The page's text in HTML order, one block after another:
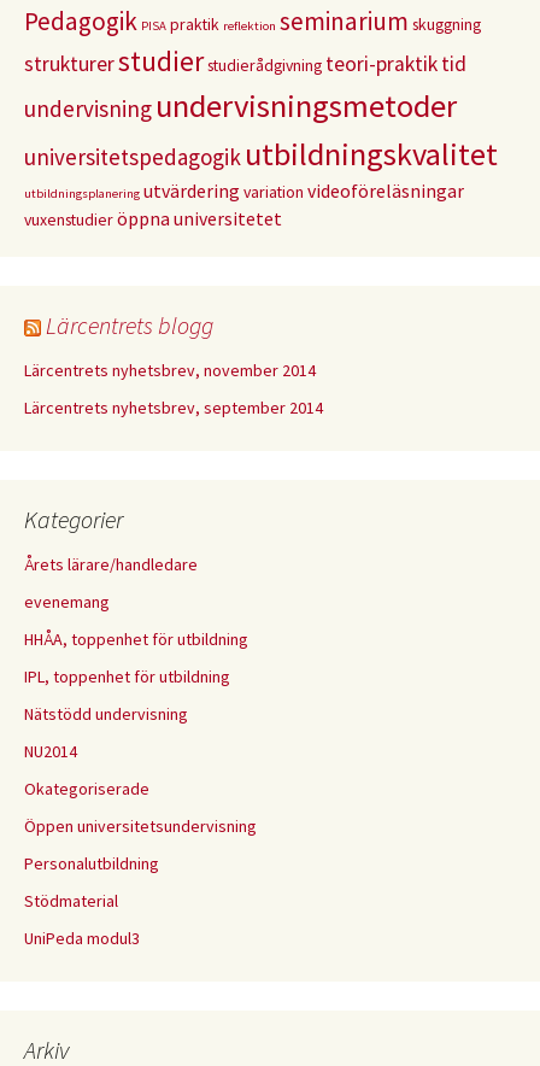
Pedagogik PISA praktik reflektion seminarium skuggning
strukturerstudierstudierådgivning teori-praktiktid
undervisning undervisningsmetoder
universitetspedagogik utbildningskvalitet
utbildningsplanering utvärdering variation videoföreläsningar
vuxenstudieröppna universitetet
Lärcentrets blogg
Lärcentrets nyhetsbrev, november 2014
Lärcentrets nyhetsbrev, september 2014
Kategorier
Årets lärare/handledare
evenemang
HHÅA, toppenhet för utbildning
IPL, toppenhet för utbildning
Nätstödd undervisning
NU2014
Okategoriserade
Öppen universitetsundervisning
Personalutbildning
Stödmaterial
UniPeda modul3
Arkiv